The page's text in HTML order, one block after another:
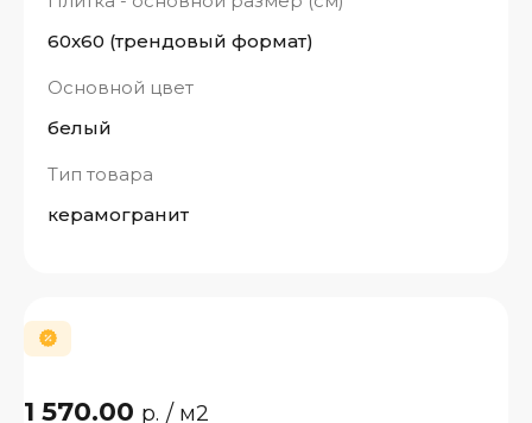
60x60 (трендовый формат)
Основной цвет
белый
Тип товара
керамогранит
1 570.00 р. / м2